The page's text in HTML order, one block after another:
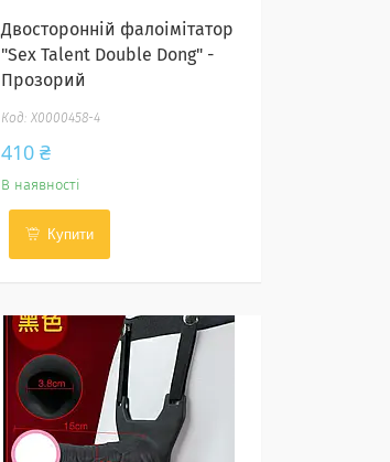
Двосторонній фалоімітатор
"Sex Talent Double Dong" -
Прозорий
X0000458-4
410 ₴
В наявності
Купити